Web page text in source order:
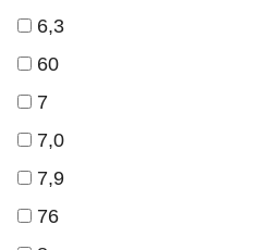
6,3
60
7
7,0
7,9
76